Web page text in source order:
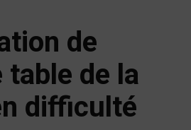
de
de la
difficulté